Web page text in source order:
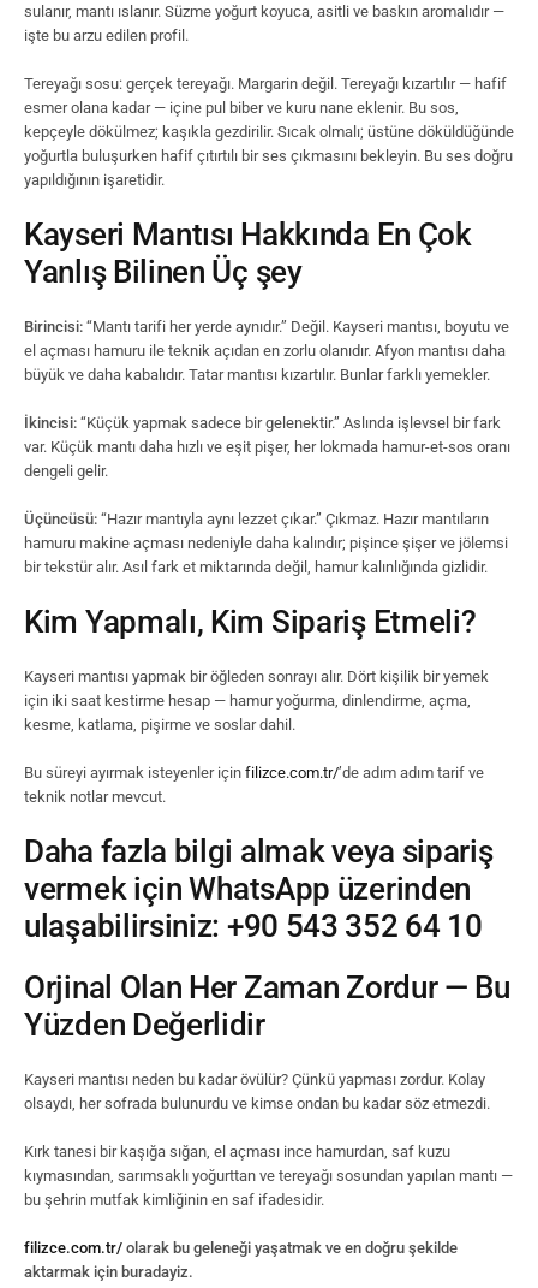
sulanır, mantı ıslanır. Süzme yoğurt koyuca, asitli ve baskın aromalıdır —
işte bu arzu edilen profil.
Tereyağı sosu: gerçek tereyağı. Margarin değil. Tereyağı kızartılır — hafif
esmer olana kadar — içine pul biber ve kuru nane eklenir. Bu sos,
kepçeyle dökülmez; kaşıkla gezdirilir. Sıcak olmalı; üstüne döküldüğünde
yoğurtla buluşurken hafif çıtırtılı bir ses çıkmasını bekleyin. Bu ses doğru
yapıldığının işaretidir.
Kayseri Mantısı Hakkında En Çok
Yanlış Bilinen Üç şey
Birincisi: “Mantı tarifi her yerde aynıdır.” Değil. Kayseri mantısı, boyutu ve
el açması hamuru ile teknik açıdan en zorlu olanıdır. Afyon mantısı daha
büyük ve daha kabalıdır. Tatar mantısı kızartılır. Bunlar farklı yemekler.
İkincisi: “Küçük yapmak sadece bir gelenektir.” Aslında işlevsel bir fark
var. Küçük mantı daha hızlı ve eşit pişer, her lokmada hamur-et-sos oranı
dengeli gelir.
Üçüncüsü: “Hazır mantıyla aynı lezzet çıkar.” Çıkmaz. Hazır mantıların
hamuru makine açması nedeniyle daha kalındır; pişince şişer ve jölemsi
bir tekstür alır. Asıl fark et miktarında değil, hamur kalınlığında gizlidir.
Kim Yapmalı, Kim Sipariş Etmeli?
Kayseri mantısı yapmak bir öğleden sonrayı alır. Dört kişilik bir yemek
için iki saat kestirme hesap — hamur yoğurma, dinlendirme, açma,
kesme, katlama, pişirme ve soslar dahil.
Bu süreyi ayırmak isteyenler için filizce.com.tr/’de adım adım tarif ve
teknik notlar mevcut.
Daha fazla bilgi almak veya sipariş
vermek için WhatsApp üzerinden
ulaşabilirsiniz: +90 543 352 64 10
Orjinal Olan Her Zaman Zordur — Bu
Yüzden Değerlidir
Kayseri mantısı neden bu kadar övülür? Çünkü yapması zordur. Kolay
olsaydı, her sofrada bulunurdu ve kimse ondan bu kadar söz etmezdi.
Kırk tanesi bir kaşığa sığan, el açması ince hamurdan, saf kuzu
kıymasından, sarımsaklı yoğurttan ve tereyağı sosundan yapılan mantı —
bu şehrin mutfak kimliğinin en saf ifadesidir.
filizce.com.tr/ olarak bu geleneği yaşatmak ve en doğru şekilde
aktarmak için buradayiz.